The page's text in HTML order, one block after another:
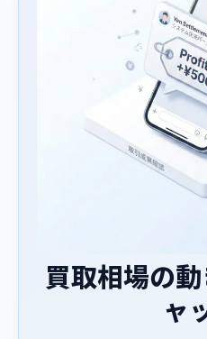
買取相場の
ャ